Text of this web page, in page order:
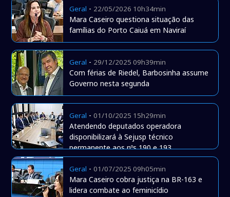
Geral - 22/05/2026 10h34min
Mara Caseiro questiona situação das
famílias do Porto Caiuá em Naviraí
Geral - 29/12/2025 09h39min
Com férias de Riedel, Barbosinha assume
Governo nesta segunda
Geral -01/10/2025 15h29min
Atendendo deputados operadora
disponibilizará à Sejusp técnico
permanente aos nºs 190 e 193
Geral -01/07/2025 09h05min
Mara Caseiro cobra justiça na BR-163 e
lidera combate ao feminicídio